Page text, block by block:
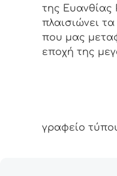
της Ευανθίας
πλαισιώνει
που μας
εποχή της
γραφείο